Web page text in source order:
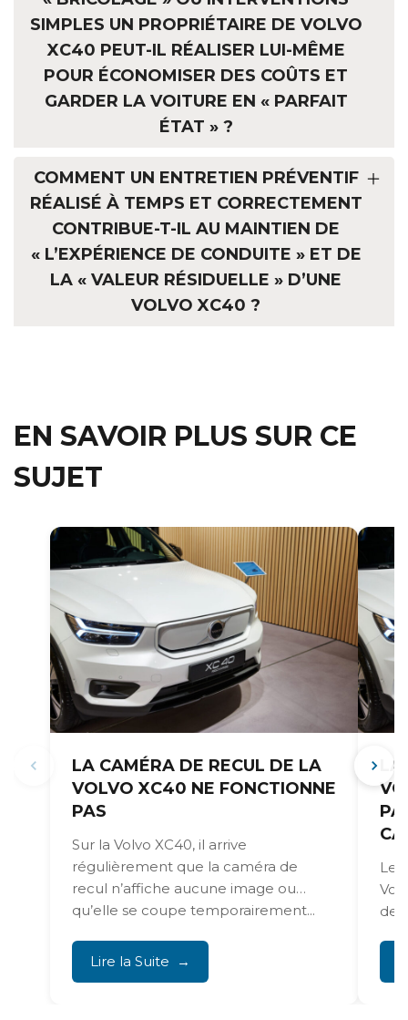
SIMPLES UN PROPRIÉTAIRE DE VOLVO
XC40 PEUT-IL RÉALISER LUI-MÊME
POUR ÉCONOMISER DES COÛTS ET
GARDER LA VOITURE EN « PARFAIT
ÉTAT » ?
COMMENT UN ENTRETIEN PRÉVENTIF
RÉALISÉ À TEMPS ET CORRECTEMENT
CONTRIBUE-T-IL AU MAINTIEN DE
« L’EXPÉRIENCE DE CONDUITE » ET DE
LA « VALEUR RÉSIDUELLE » D’UNE
VOLVO XC40 ?
EN SAVOIR PLUS SUR CE
SUJET
LA CAMÉRA DE RECUL DE LA
VOLVO XC40 NE FONCTIONNE
PAS
Sur la Volvo XC40, il arrive
régulièrement que la caméra de
recul n’affiche aucune image ou
qu’elle se coupe temporairement...
Lire la Suite
de